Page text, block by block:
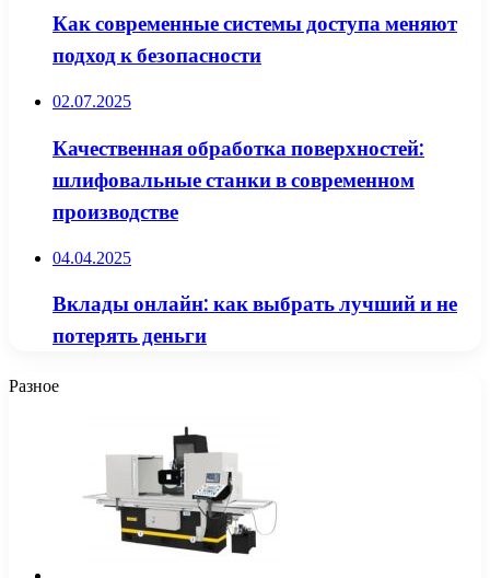
Как современные системы доступа меняют
подход к безопасности
02.07.2025
Качественная обработка поверхностей:
шлифовальные станки в современном
производстве
04.04.2025
Вклады онлайн: как выбрать лучший и не
потерять деньги
Разное